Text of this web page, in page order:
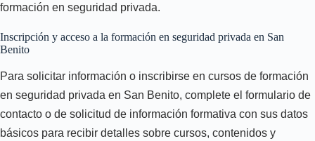
formación en seguridad privada.
Inscripción y acceso a la formación en seguridad privada en San
Benito
Para solicitar información o inscribirse en cursos de formación
en seguridad privada en San Benito, complete el formulario de
contacto o de solicitud de información formativa con sus datos
básicos para recibir detalles sobre cursos, contenidos y